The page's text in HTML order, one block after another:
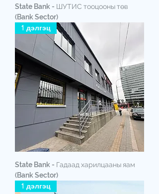
State Bank - ШУТИС тооцооны төв
(Bank Sector)
1 дэлгэц
State Bank - Гадаад харилцааны яам
(Bank Sector)
1 дэлгэц